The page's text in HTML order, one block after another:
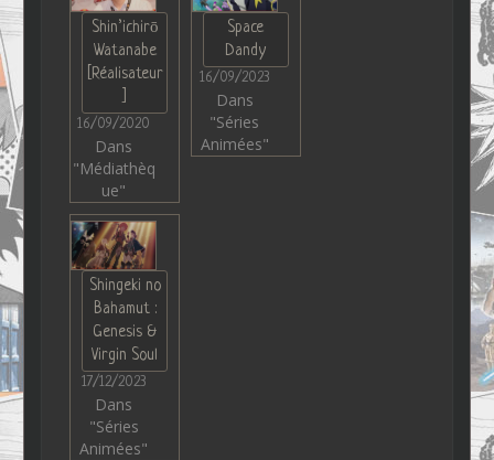
Shin’ichirō
Watanabe
[Réalisateur
16/09/2020
Dans
"Médiathèq
ue"
Space
Dandy
16/09/2023
Dans
"Séries
Animées"
Shingeki no
Bahamut :
Genesis &
Virgin Soul
17/12/2023
Dans
"Séries
Animées"